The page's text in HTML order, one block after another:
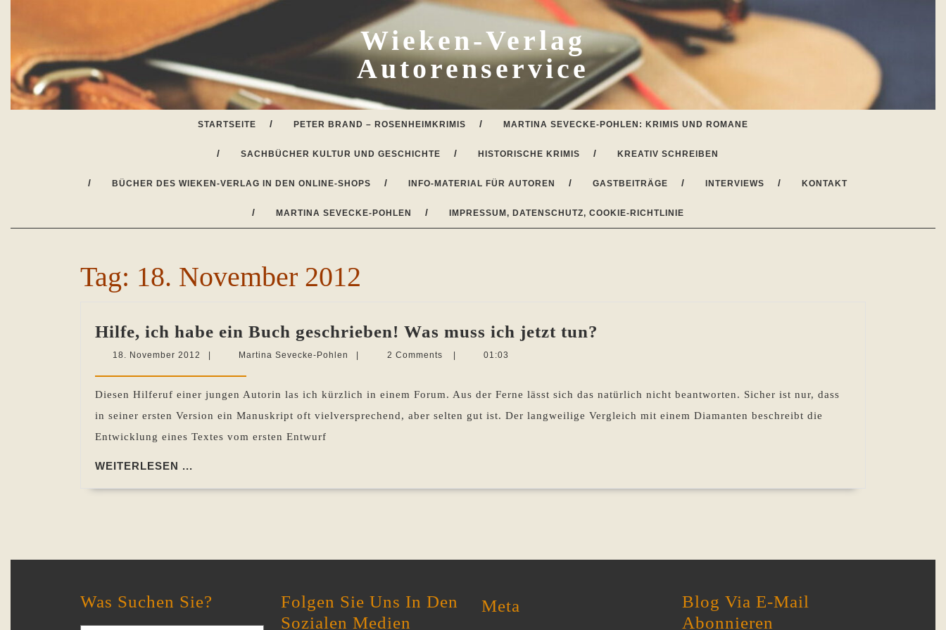
Wieken-Verlag
Autorenservice
STARTSEITE PETER BRAND – ROSENHEIMKRIMIS MARTINA SEVECKE-POHLEN: KRIMIS UND ROMANE
SACHBÜCHER KULTUR UND GESCHICHTE HISTORISCHE KRIMIS KREATIV SCHREIBEN
BÜCHER DES WIEKEN-VERLAG IN DEN ONLINE-SHOPS INFO-MATERIAL FÜR AUTOREN GASTBEITRÄGE INTERVIEWS KONTAKT
MARTINA SEVECKE-POHLEN IMPRESSUM, DATENSCHUTZ, COOKIE-RICHTLINIE
Tag: 18. November 2012
Hilfe, ich habe ein Buch geschrieben! Was muss ich jetzt tun?
ein
Buch
ich
18. November 2012 18.
2012
Martina Sevecke-Pohlen
Martina
2 Comments 01:03
Diesen Hilferuf einer jungen Autorin las ich kürzlich in einem Forum. Aus der Ferne lässt sich das natürlich nicht beantworten. Sicher ist nur, dass
in seiner ersten Version ein Manuskript oft vielversprechend, aber selten gut ist. Der langweilige Vergleich mit einem Diamanten beschreibt die
Entwicklung eines Textes vom ersten Entwurf
WEITERLESEN ...
Was Suchen Sie?
Folgen Sie Uns In Den
Sozialen Medien
Meta
Blog Via E-Mail
Abonnieren